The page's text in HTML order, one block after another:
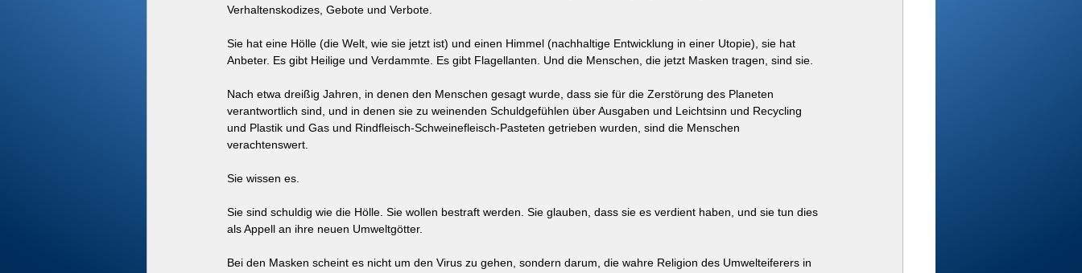
Verhaltenskodizes, Gebote und Verbote.
Sie hat eine Hölle (die Welt, wie sie jetzt ist) und einen Himmel (nachhaltige Entwicklung in einer Utopie), sie hat
Anbeter. Es gibt Heilige und Verdammte. Es gibt Flagellanten. Und die Menschen, die jetzt Masken tragen, sind sie.
Nach etwa dreißig Jahren, in denen den Menschen gesagt wurde, dass sie für die Zerstörung des Planeten
verantwortlich sind, und in denen sie zu weinenden Schuldgefühlen über Ausgaben und Leichtsinn und Recycling
und Plastik und Gas und Rindfleisch-Schweinefleisch-Pasteten getrieben wurden, sind die Menschen
verachtenswert.
Sie wissen es.
Sie sind schuldig wie die Hölle. Sie wollen bestraft werden. Sie glauben, dass sie es verdient haben, und sie tun dies
als Appell an ihre neuen Umweltgötter.
Bei den Masken scheint es nicht um den Virus zu gehen, sondern darum, die wahre Religion des Umwelteiferers in